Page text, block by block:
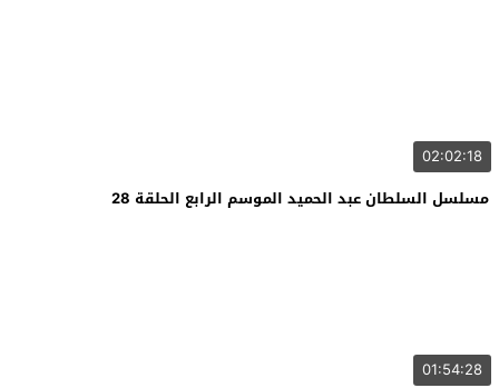
02:02:18
مسلسل السلطان عبد الحميد الموسم الرابع الحلقة 28
01:54:28